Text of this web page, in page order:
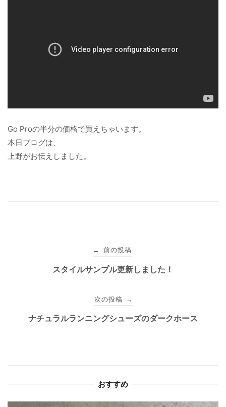
Go Proの半分の価格で買えちゃいます。
本日ブログは、
上野がお伝えしました。
← 前の投稿
スタイルサンプル更新しました！
次の投稿 →
ナチュラルランニングシューズのダークホース
おすすめ